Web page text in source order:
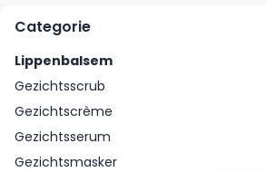
Categorie
Lippenbalsem
Gezichtsscrub
Gezichtscrème
Gezichtsserum
Gezichtsmasker